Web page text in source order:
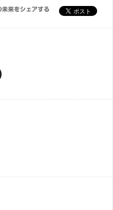
未来をシェアする